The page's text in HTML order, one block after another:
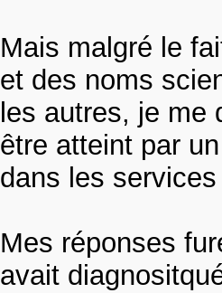
Mais malgré le
et des noms
les autres, je me
être atteint par
dans les
Mes réponses
avait